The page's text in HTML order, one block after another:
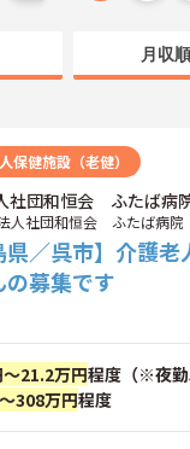
月収順
保健施設（老健）
社団和恒会 ふたば病
人社団和恒会 ふたば病院
県／呉市】介護
の募集です
21.2万円程度（※夜勤
308万円程度